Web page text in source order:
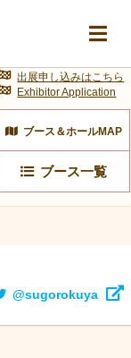
ブース＆ホールMAP
ブース一覧
出展申し込みはこちら
Exhibitor Application
@sugorokuya